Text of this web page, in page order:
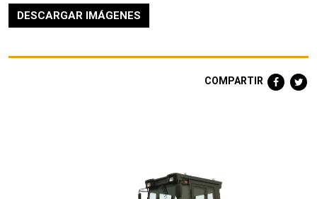
DESCARGAR IMÁGENES
COMPARTIR